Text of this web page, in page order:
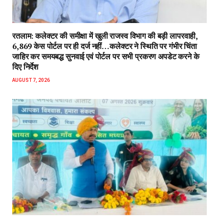
रतलाम: कलेक्टर की समीक्षा में खुली राजस्व विभाग की बड़ी लापरवाही,
6,869 केस पोर्टल पर ही दर्ज नहीं…कलेक्टर ने स्थिति पर गंभीर चिंता
जाहिर कर समयबद्ध सुनवाई एवं पोर्टल पर सभी प्रकरण अपडेट करने के
दिए निर्देश
AUGUST 7, 2026